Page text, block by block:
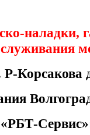
наладки,
Р-Корсакова